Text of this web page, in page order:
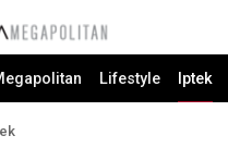
Lifestyle Iptek